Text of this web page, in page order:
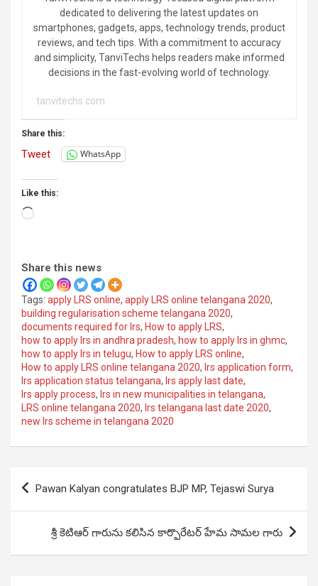
dedicated to delivering the latest updates on
smartphones, gadgets, apps, technology trends, product
reviews, and tech tips. With a commitment to accuracy
and simplicity, TanviTechs helps readers make informed
decisions in the fast-evolving world of technology.
tanvitechs.com
Share this:
Tweet WhatsApp
Like this:
Loading…
Share this news
Tags: apply LRS online, apply LRS online telangana 2020,
building regularisation scheme telangana 2020,
documents required for lrs, How to apply LRS,
how to apply lrs in andhra pradesh, how to apply lrs in ghmc,
how to apply lrs in telugu, How to apply LRS online,
How to apply LRS online telangana 2020, lrs application form,
lrs application status telangana, lrs apply last date,
lrs apply process, lrs in new municipalities in telangana,
LRS online telangana 2020, lrs telangana last date 2020,
new lrs scheme in telangana 2020
Post
navigation
Pawan Kalyan congratulates BJP MP, Tejaswi Surya
శ్రీ కెటిఆర్ గారును కలిసిన కార్పొరేటర్ హేమ సామల గారు